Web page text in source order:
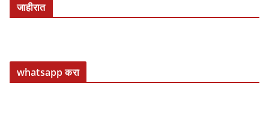
जाहीरात
whatsapp करा